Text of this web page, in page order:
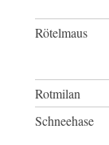
Rötelmaus
Rotmilan
Schneehase